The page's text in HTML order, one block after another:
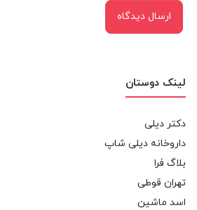
لینک دوستان
دکتر دیلی
داروخانه دیلی شاپ
بلاگ فرا
تهران قوطی
اسد ماشین